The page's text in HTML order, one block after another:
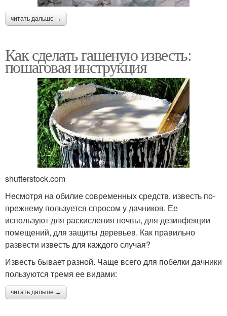
читать дальше →
Как сделать гашеную известь:
пошаговая инструкция
shutterstock.com
Несмотря на обилие современных средств, известь по-
прежнему пользуется спросом у дачников. Ее
используют для раскисления почвы, для дезинфекции
помещений, для защиты деревьев. Как правильно
развести известь для каждого случая?
Известь бывает разной. Чаще всего для побелки дачники
пользуются тремя ее видами:
читать дальше →